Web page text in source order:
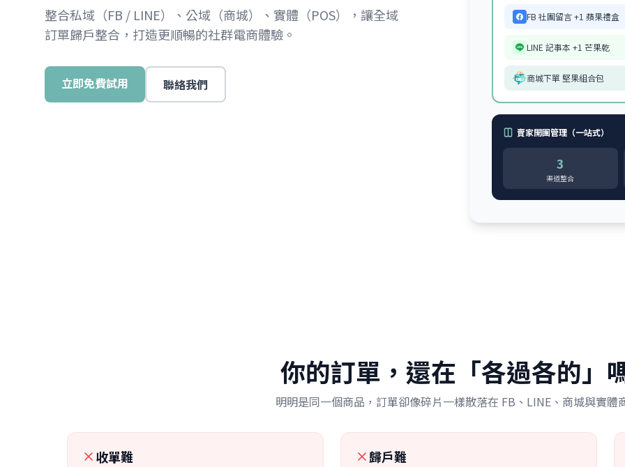
整合私域（FB / LINE）、公域（商城）、實體（POS），讓全域
訂單歸戶整合，打造更順暢的社群電商體驗。
立即免費試用 聯絡我們
FB 社團留言 +1 蘋果禮盒
LINE 記事本 +1 芒果乾
商城下單 堅果組合包
賣家開團管理（一站式）
3
渠道整合
你的訂單，還在「各過各的」
明明是同一個商品，訂單卻像碎片一樣散落在 FB、LINE、商城與實體
收單難 歸戶難